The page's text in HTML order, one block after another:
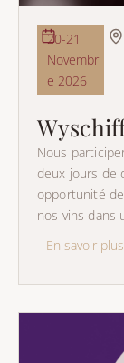
20-21
Novembr
e 2026
Nous
deux jours de
opportunité
nos vins dans
En savoir plus